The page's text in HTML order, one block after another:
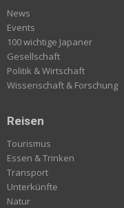
News
Events
100 wichtige Japaner
Gesellschaft
Politik & Wirtschaft
Wissenschaft & Forschung
Reisen
Tourismus
Essen & Trinken
Transport
Unterkünfte
Natur